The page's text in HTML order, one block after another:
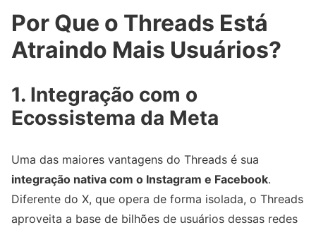
Por Que o Threads Está
Atraindo Mais Usuários?
1. Integração com o
Ecossistema da Meta
Uma das maiores vantagens do Threads é sua
integração nativa com o Instagram e Facebook.
Diferente do X, que opera de forma isolada, o Threads
aproveita a base de bilhões de usuários dessas redes